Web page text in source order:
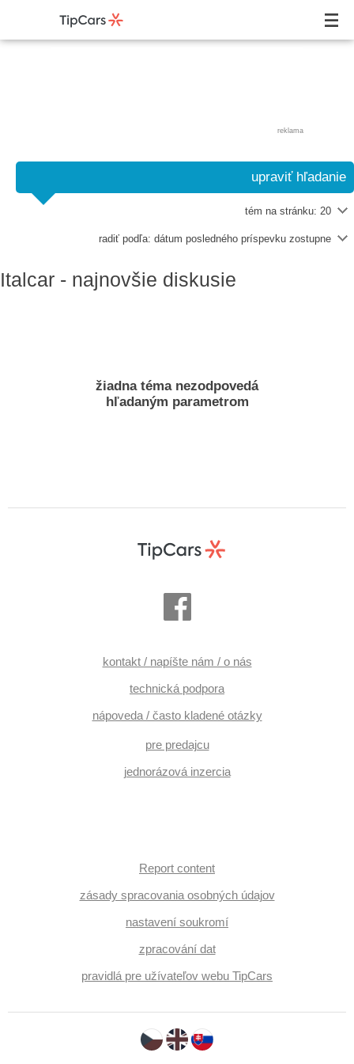
reklama
upraviť hľadanie
tém na stránku: 20
radiť podľa: dátum posledného príspevku zostupne
Italcar - najnovšie diskusie
žiadna téma nezodpovedá
hľadaným parametrom
kontakt / napíšte nám / o nás
technická podpora
nápoveda / často kladené otázky
pre predajcu
jednorázová inzercia
Report content
zásady spracovania osobných údajov
nastavení soukromí
zpracování dat
pravidlá pre užívateľov webu TipCars